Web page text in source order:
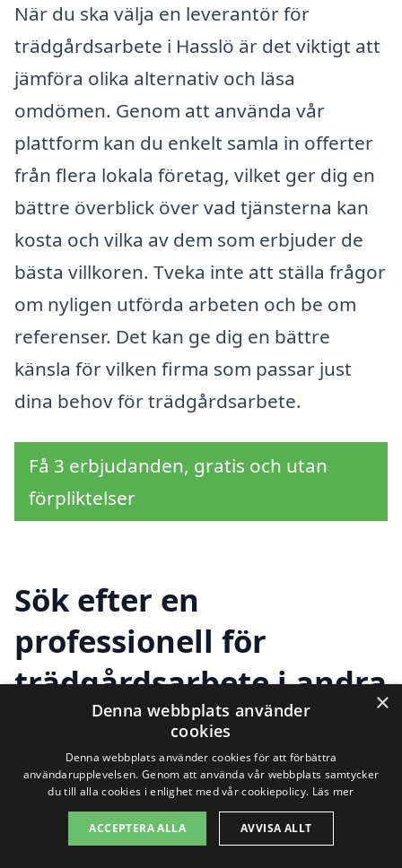
När du ska välja en leverantör för
trädgårdsarbete i Hasslö är det viktigt att
jämföra olika alternativ och läsa
omdömen. Genom att använda vår
plattform kan du enkelt samla in offerter
från flera lokala företag, vilket ger dig en
bättre överblick över vad tjänsterna kan
kosta och vilka av dem som erbjuder de
bästa villkoren. Tveka inte att ställa frågor
om nyligen utförda arbeten och be om
referenser. Det kan ge dig en bättre
känsla för vilken firma som passar just
dina behov för trädgårdsarbete.
Få 3 erbjudanden, gratis och utan
förpliktelser
Sök efter en
professionell för
trädgårdsarbete i andra
städer nära Hasslö
Att hitta hjälp förträdgårdsarbete i
kan ibland kännas som en
×
Denna webbplats använder
cookies
Denna webbplats använder cookies för att förbättra
användarupplevelsen. Genom att använda vår webbplats samtycker
du till alla cookies i enlighet med vår cookiepolicy. Läs mer
ACCEPTERA ALLA AVVISA ALLT